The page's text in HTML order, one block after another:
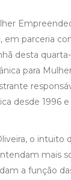
em parceria
desta
para
desde 1996
o intuito
mais
a função